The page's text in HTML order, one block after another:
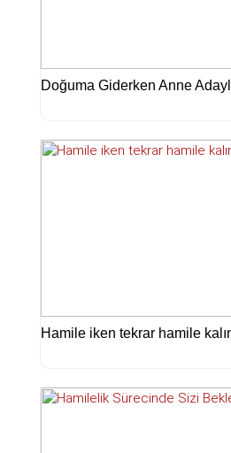
Doğuma Giderken Anne
Hamile iken tekrar hamile